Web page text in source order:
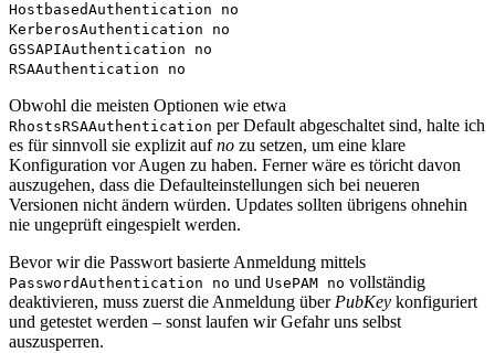
HostbasedAuthentication no
KerberosAuthentication no
GSSAPIAuthentication no
RSAAuthentication no
Obwohl die meisten Optionen wie etwa
RhostsRSAAuthentication per Default abgeschaltet sind, halte ich
es für sinnvoll sie explizit aufno zu setzen, um eine klare
Konfiguration vor Augen zu haben. Ferner wäre es töricht davon
auszugehen, dass die Defaulteinstellungen sich bei neueren
Versionen nicht ändern würden. Updates sollten übrigens ohnehin
nie ungeprüft eingespielt werden.
Bevor wir die Passwort basierte Anmeldung mittels
PasswordAuthentication no und UsePAM no vollständig
deaktivieren, muss zuerst die Anmeldung über PubKey konfiguriert
und getestet werden – sonst laufen wir Gefahr uns selbst
auszusperren.